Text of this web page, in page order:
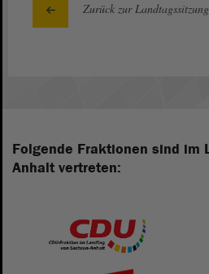
Zurück zur Landtagssitzung
Folgende Fraktionen sind im
Anhalt vertreten: